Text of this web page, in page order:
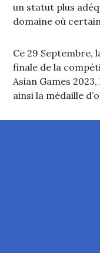
un statut plus
domaine où
Ce 29 Septembre,
finale de la
Asian Games
ainsi la médaille